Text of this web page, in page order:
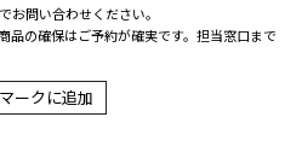
お問い合わせください。
品の確保はご予約が確実です。担当窓口まで
ークに追加